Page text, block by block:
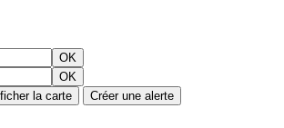
OK
OK
la carte Créer une alerte